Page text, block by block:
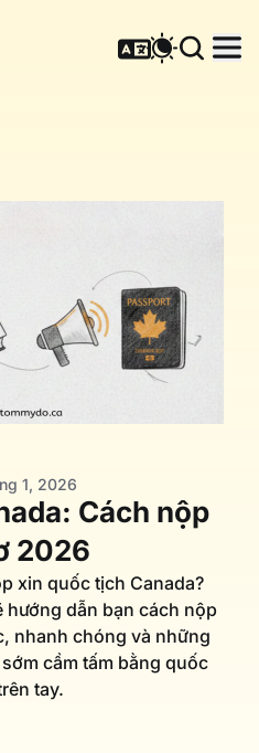
1, 2026
Cách nộp
2026
xin quốc tịch Canada?
dẫn bạn cách nộp
nhanh chóng và những
cầm tấm bằng quốc
tay.